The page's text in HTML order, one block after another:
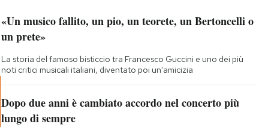
«Un musico fallito, un pio, un teorete, un Bertoncelli o
un prete»
La storia del famoso bisticcio tra Francesco Guccini e uno dei più
noti critici musicali italiani, diventato poi un'amicizia
Dopo due anni è cambiato accordo nel concerto più
lungo di sempre